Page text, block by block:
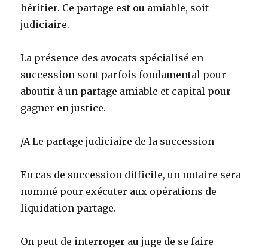
héritier. Ce partage est ou amiable, soit
judiciaire.
La présence des avocats spécialisé en
succession sont parfois fondamental pour
aboutir à un partage amiable et capital pour
gagner en justice.
/A Le partage judiciaire de la succession
En cas de succession difficile, un notaire sera
nommé pour exécuter aux opérations de
liquidation partage.
On peut de interroger au juge de se faire